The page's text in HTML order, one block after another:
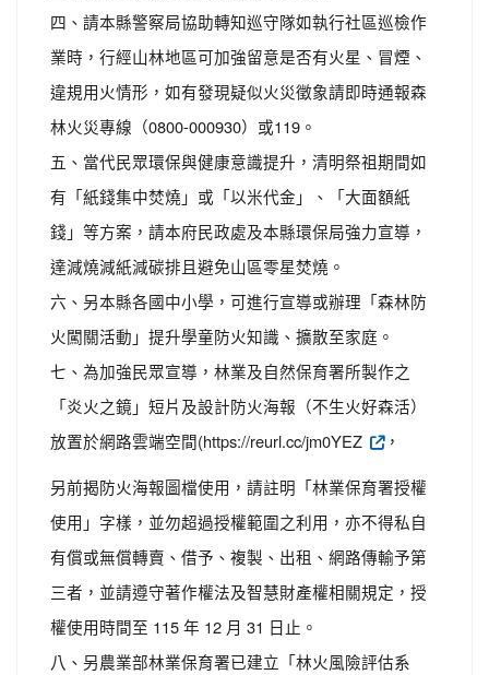
四、請本縣警察局協助轉知巡守隊如執行社區巡檢作
業時，行經山林地區可加強留意是否有火星、冒煙、
違規用火情形，如有發現疑似火災徵象請即時通報森
林火災專線（0800-000930）或119。
五、當代民眾環保與健康意識提升，清明祭祖期間如
有「紙錢集中焚燒」或「以米代金」、「大面額紙
錢」等方案，請本府民政處及本縣環保局強力宣導，
達減燒減紙減碳排且避免山區零星焚燒。
六、另本縣各國中小學，可進行宣導或辦理「森林防
火闖關活動」提升學童防火知識、擴散至家庭。
七、為加強民眾宣導，林業及自然保育署所製作之
「炎火之鏡」短片及設計防火海報（不生火好森活）
放置於網路雲端空間(https://reurl.cc/jm0YEZ
，
另前揭防火海報圖檔使用，請註明「林業保育署授權
使用」字樣，並勿超過授權範圍之利用，亦不得私自
有償或無償轉賣、借予、複製、出租、網路傳輸予第
三者，並請遵守著作權法及智慧財產權相關規定，授
權使用時間至 115 年 12 月 31 日止。
八、另農業部林業保育署已建立「林火風險評估系